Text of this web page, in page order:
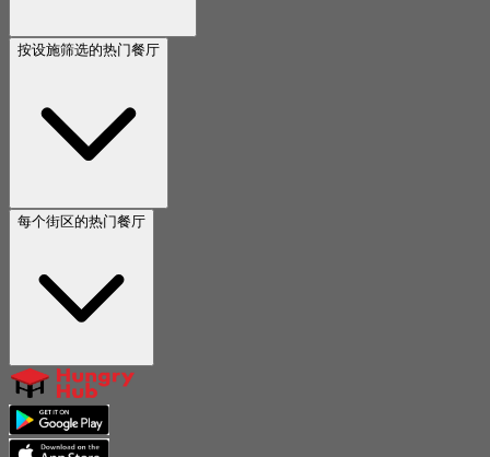
按设施筛选的热门餐厅
每个街区的热门餐厅